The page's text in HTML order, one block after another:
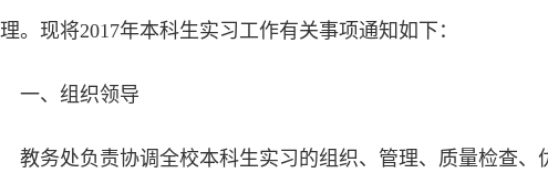
。现将2017年本科生实习工作有关事项通知如下：
一、组织领导
教务处负责协调全校本科生实习的组织、管理、质量检查、